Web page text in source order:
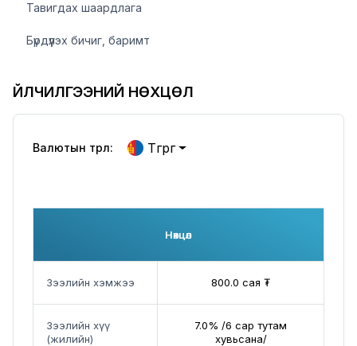
Тавигдах шаардлага
Бүрдүүлэх бичиг, баримт
ҮЙЛЧИЛГЭЭНИЙ НӨХЦӨЛ
Валютын төрөл: Төгрөг
Нөхцөл
Зээлийн хэмжээ 800.0 сая ₮
Зээлийн хүү
(жилийн)
7.0% /6 сар тутам
хувьсана/